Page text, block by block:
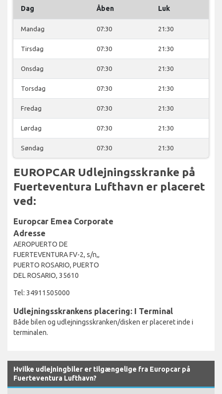
Dag Åben Luk
Mandag 07:30 21:30
Tirsdag 07:30 21:30
Onsdag 07:30 21:30
Torsdag 07:30 21:30
Fredag 07:30 21:30
Lørdag 07:30 21:30
Søndag 07:30 21:30
EUROPCAR Udlejningsskranke på
Fuerteventura Lufthavn er placeret
ved:
Europcar Emea Corporate
Adresse
AEROPUERTO DE
FUERTEVENTURA FV-2, s/n,,
PUERTO ROSARIO, PUERTO
DEL ROSARIO, 35610
Tel: 34911505000
Udlejningsskrankens placering: I Terminal
Både bilen og udlejningsskranken/disken er placeret inde i
terminalen.
Hvilke udlejningbiler er tilgængelige fra Europcar på
Fuerteventura Lufthavn?